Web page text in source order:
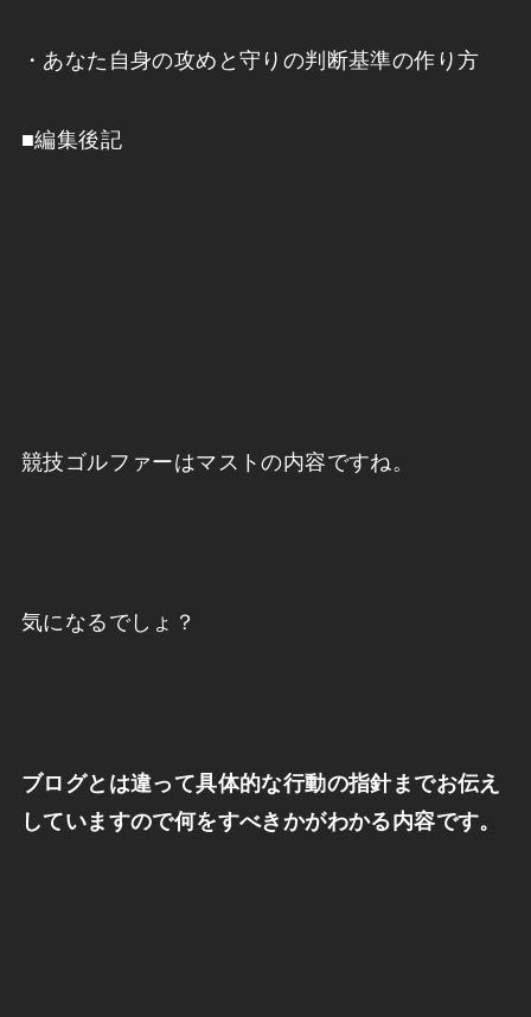
・あなた自身の攻めと守りの判断基準の作り方
■編集後記
競技ゴルファーはマストの内容ですね。
気になるでしょ？
ブログとは違って具体的な行動の指針までお伝え
していますので何をすべきかがわかる内容です。